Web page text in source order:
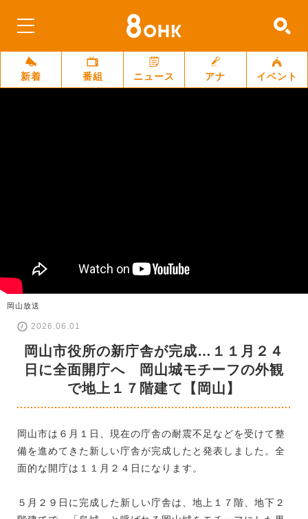
新着 番組 ニュース アナ イベント
岡山放送
2026.06.01
岡山市役所の新庁舎が完成…１１月２４
日に全面開庁へ 岡山城モチーフの外観
で地上１７階建て【岡山】
岡山市は６月１日、現在の庁舎の耐震不足などを受けて整
備を進めてきた新しい庁舎が完成したと発表しました。全
面的な開庁は１１月２４日になります。
５月２９日に完成した新しい庁舎は、地上１７階、地下２